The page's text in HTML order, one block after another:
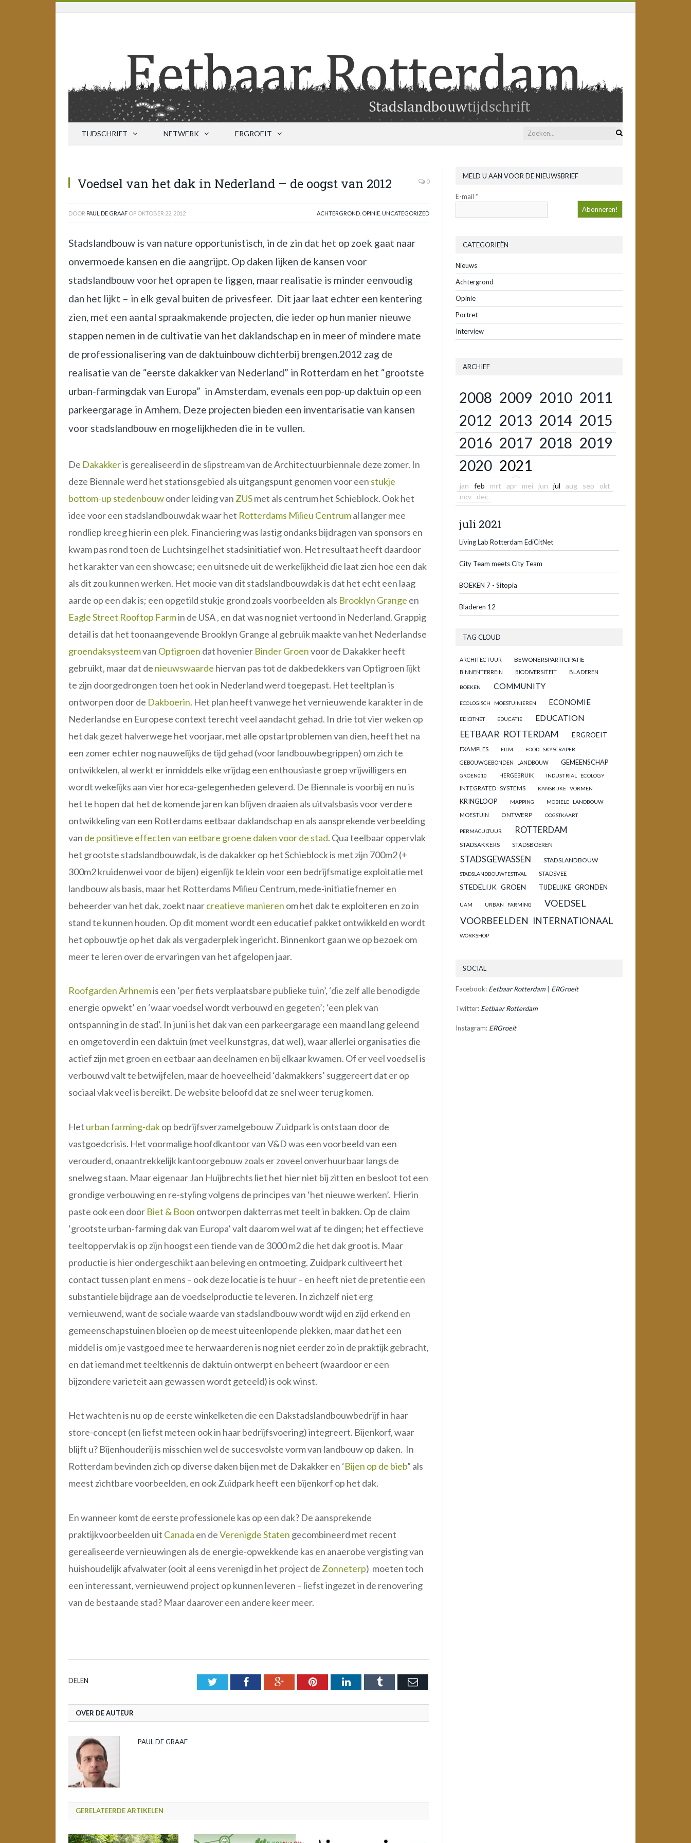
TIJDSCHRIFT NETWERK ERGROEIT
Voedsel van het dak in Nederland – de oogst van 2012 0
DOOR PAUL DE GRAAF OP OKTOBER 22, 2012 ACHTERGROND OPINIE UNCATEGORIZED
Stadslandbouw is van nature opportunistisch, in de zin dat het op zoek gaat naar
onvermoede kansen en die aangrijpt. Op daken lijken de kansen voor
stadslandbouw voor het oprapen te liggen, maar realisatie is minder eenvoudig
dan het lijkt – in elk geval buiten de privesfeer. Dit jaar laat echter een kentering
zien, met een aantal spraakmakende projecten, die ieder op hun manier nieuwe
stappen nemen in de cultivatie van het daklandschap en in meer of mindere mate
de professionalisering van de daktuinbouw dichterbij brengen.2012 zag de
realisatie van de “eerste dakakker van Nederland” in Rotterdam en het “grootste
urban-farmingdak van Europa” in Amsterdam, evenals een pop-up daktuin op een
parkeergarage in Arnhem. Deze projecten bieden een inventarisatie van kansen
voor stadslandbouw en mogelijkheden die in te vullen.
De Dakakkeris gerealiseerd in de slipstream van de Architectuurbiennale deze zomer. In
deze Biennale werd het stationsgebied als uitgangspunt genomen voor een stukje
bottom-up stedenbouwonder leiding van ZUSmet als centrum het Schieblock. Ook het
idee voor een stadslandbouwdak waar het Rotterdams Milieu Centrumal langer mee
rondliep kreeg hierin een plek. Financiering was lastig ondanks bijdragen van sponsors en
kwam pas rond toen de Luchtsingel het stadsinitiatief won. Het resultaat heeft daardoor
het karakter van een showcase; een uitsnede uit de werkelijkheid die laat zien hoe een dak
als dit zou kunnen werken. Het mooie van dit stadslandbouwdak is dat het echt een laag
aarde op een dak is; een opgetild stukje grond zoals voorbeelden als Brooklyn Grange en
Eagle Street Rooftop Farmin de USA , en dat was nog niet vertoond in Nederland. Grappig
detail is dat het toonaangevende Brooklyn Grange al gebruik maakte van het Nederlandse
groendaksysteemvan Optigroen dat hovenier Binder Groenvoor de Dakakker heeft
gebruikt, maar dat de nieuwswaarde hiervan pas tot de dakbedekkers van Optigroen lijkt
te zijn doorgedrongen toen het ook in Nederland werd toegepast. Het teeltplan is
ontworpen door de Dakboerin. Het plan heeft vanwege het vernieuwende karakter in de
Nederlandse en Europese context terecht veel aandacht gehad. In drie tot vier weken op
het dak gezet halverwege het voorjaar, met alle opstartproblemen van dien, heeft het na
een zomer echter nog nauwelijks de tijd gehad (voor landbouwbegrippen) om zich te
ontwikkelen, al werkt er inmiddels elke vrijdag een enthousiaste groep vrijwilligers en
wordt wekelijks aan vier horeca-gelegenheden geleverd. De Biennale is voorbij en nu is
het te hopen dat het de komende jaren kan blijven draaien als uitvalsbasis voor verdere
ontwikkeling van een Rotterdams eetbaar daklandschap en als aansprekende verbeelding
van de positieve effecten van eetbare groene daken voor de stad. Qua teelbaar oppervlak
het grootste stadslandbouwdak, is de dakakker op het Schieblock is met zijn 700m2 (+
300m2 kruidenwei voor de bijen) eigenlijk te klein voor een bedrijfsmatige exploitatie met
landbouw als basis, maar het Rotterdams Milieu Centrum, mede-initiatiefnemer en
beheerder van het dak, zoekt naarcreatieve manieren om het dak te exploiteren en zo in
stand te kunnen houden. Op dit moment wordt een educatief pakket ontwikkeld en wordt
het opbouwtje op het dak als vergaderplek ingericht. Binnenkort gaan we op bezoek om
meer te leren over de ervaringen van het afgelopen jaar.
Roofgarden Arhnemis een ‘per fiets verplaatsbare publieke tuin’, ‘die zelf alle benodigde
energie opwekt’ en ‘waar voedsel wordt verbouwd en gegeten’; ‘een plek van
ontspanning in de stad’. In juni is het dak van een parkeergarage een maand lang geleend
en omgetoverd in een daktuin (met veel kunstgras, dat wel), waar allerlei organisaties die
actief zijn met groen en eetbaar aan deelnamen en bij elkaar kwamen. Of er veel voedsel is
verbouwd valt te betwijfelen, maar de hoeveelheid ‘dakmakkers’ suggereert dat er op
sociaal vlak veel is bereikt. De website beloofd dat ze snel weer terug komen.
Het urban farming-dakop bedrijfsverzamelgebouw Zuidpark is ontstaan door de
vastgoedcrisis. Het voormalige hoofdkantoor van V&D was een voorbeeld van een
verouderd, onaantrekkelijk kantoorgebouw zoals er zoveel onverhuurbaar langs de
snelweg staan. Maar eigenaar Jan Huijbrechts liet het hier niet bij zitten en besloot tot een
grondige verbouwing en re-styling volgens de principes van ‘het nieuwe werken’. Hierin
paste ook een door Biet & Boon ontworpen dakterras met teelt in bakken. Op de claim
‘grootste urban-farming dak van Europa’ valt daarom wel wat af te dingen; het effectieve
teeltoppervlak is op zijn hoogst een tiende van de 3000 m2 die het dak groot is. Maar
productie is hier ondergeschikt aan beleving en ontmoeting. Zuidpark cultiveert het
contact tussen plant en mens – ook deze locatie is te huur – en heeft niet de pretentie een
substantiele bijdrage aan de voedselproductie te leveren. In zichzelf niet erg
vernieuwend, want de sociale waarde van stadslandbouw wordt wijd en zijd erkend en
gemeenschapstuinen bloeien op de meest uiteenlopende plekken, maar dat het een
middel is om je vastgoed mee te herwaarderen is nog niet eerder zo in de praktijk gebracht,
en dat iemand met teeltkennis de daktuin ontwerpt en beheert (waardoor er een
bijzondere varieteit aan gewassen wordt geteeld) is ook winst.
Het wachten is nu op de eerste winkelketen die een Dakstadslandbouwbedrijf in haar
store-concept (en liefst meteen ook in haar bedrijfsvoering) integreert. Bijenkorf, waar
blijft u? Bijenhouderij is misschien wel de succesvolste vorm van landbouw op daken. In
Rotterdam bevinden zich op diverse daken bijen met de Dakakker en ‘Bijen op de bieb” als
meest zichtbare voorbeelden, en ook Zuidpark heeft een bijenkorf op het dak.
En wanneer komt de eerste professionele kas op een dak? De aansprekende
praktijkvoorbeelden uit Canada en deVerenigde Staten gecombineerd met recent
gerealiseerde vernieuwingen als de energie-opwekkende kas en anaerobe vergisting van
huishoudelijk afvalwater (ooit al eens verenigd in het project de Zonneterp) moeten toch
een interessant, vernieuwend project op kunnen leveren – liefst ingezet in de renovering
van de bestaande stad? Maar daarover een andere keer meer.
DELEN TwitterFacebookGoogle+PinterestLinkedInTumblr Email
OVER DE AUTEUR
PAUL DE GRAAF
GERELATEERDE ARTIKELEN
MELD U AAN VOOR DE NIEUWSBRIEF
E-mail *
CATEGORIEËN
Nieuws
Achtergrond
Opinie
Portret
Interview
ARCHIEF
2008 2009 2010 2011
2012 2013 2014 2015
2016 2017 2018 2019
2020 2021
jan feb mrt apr mei jun jul aug sep
okt
nov
dec
juli 2021
Living Lab Rotterdam EdiCitNet
City Team meets City Team
BOEKEN 7 - Sitopia
Bladeren 12
TAG CLOUD
ARCHITECTUUR BEWONERSPARTICIPATIE
BINNENTERREIN BIODIVERSITEIT BLADEREN
BOEKEN COMMUNITY
ECOLOGISCH MOESTUINIEREN ECONOMIE
EDICITNET EDUCATIE EDUCATION
EETBAAR ROTTERDAM ERGROEIT
EXAMPLES FILM FOOD SKYSCRAPER
GEBOUWGEBONDEN LANDBOUW GEMEENSCHAP
GROEN010 HERGEBRUIK INDUSTRIAL ECOLOGY
INTEGRATED SYSTEMS KANSRIJKE VORMEN
KRINGLOOP MAPPING MOBIELE LANDBOUW
MOESTUIN ONTWERP OOGSTKAART
PERMACULTUUR ROTTERDAM
STADSAKKERS STADSBOEREN
STADSGEWASSEN STADSLANDBOUW
STADSLANDBOUWFESTIVAL STADSVEE
STEDELIJK GROEN TIJDELIJKE GRONDEN
UAM URBAN FARMING VOEDSEL
VOORBEELDEN INTERNATIONAAL
WORKSHOP
SOCIAL
Facebook: Eetbaar Rotterdam ERGroeit
Twitter: Eetbaar Rotterdam
Instagram: ERGroeit